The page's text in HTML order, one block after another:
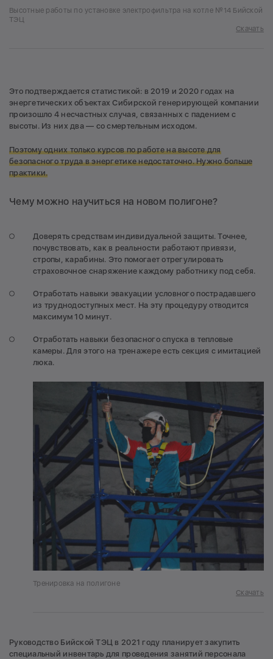
Высотные работы по установке электрофильтра на котле №14 Бийской
ТЭЦ
Скачать
Это подтверждается статистикой: в 2019 и 2020 годах на
энергетических объектах Сибирской генерирующей компании
произошло 4 несчастных случая, связанных с падением с
высоты. Из них два — со смертельным исходом.
Поэтому одних только курсов по работе на высоте для
безопасного труда в энергетике недостаточно. Нужно больше
практики.
Чему можно научиться на новом полигоне?
Доверять средствам индивидуальной защиты. Точнее,
почувствовать, как в реальности работают привязи,
стропы, карабины. Это помогает отрегулировать
страховочное снаряжение каждому работнику под себя.
Отработать навыки эвакуации условного пострадавшего
из труднодоступных мест. На эту процедуру отводится
максимум 10 минут.
Отработать навыки безопасного спуска в тепловые
камеры. Для этого на тренажере есть секция с имитацией
люка.
Тренировка на полигоне
Скачать
Руководство Бийской ТЭЦ в 2021 году планирует закупить
специальный инвентарь для проведения занятий персонала